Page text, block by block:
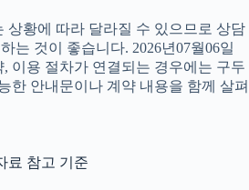
상황에 따라 달라질 수 있으므로 상담
는 것이 좋습니다. 2026년07월06일
이용 절차가 연결되는 경우에는 구두
한 안내문이나 계약 내용을 함께 살펴
료 참고 기준